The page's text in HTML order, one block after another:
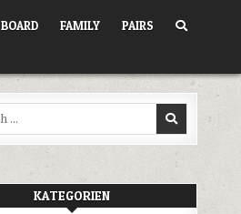
BOARD FAMILY PAIRS
KATEGORIEN